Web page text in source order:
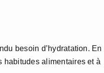
besoin d’hydratation. En
habitudes alimentaires et à